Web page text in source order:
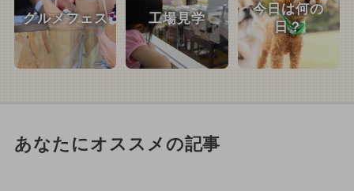
グルメフェス 工場見学
今日は何の
日？
あなたにオススメの記事